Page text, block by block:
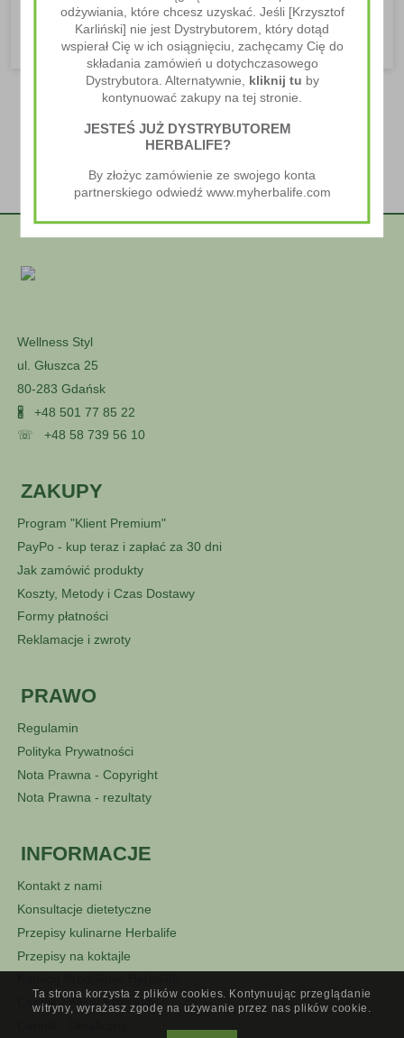
CZYTAJ WIĘCEJ
Wellness Styl
ul. Głuszca 25
80-283 Gdańsk
🖁 +48 501 77 85 22
☏ +48 58 739 56 10
ZAKUPY
Program "Klient Premium"
PayPo - kup teraz i zapłać za 30 dni
Jak zamówić produkty
Koszty, Metody i Czas Dostawy
Formy płatności
Reklamacje i zwroty
PRAWO
Regulamin
Polityka Prywatności
Nota Prawna - Copyright
Nota Prawna - rezultaty
INFORMACJE
Kontakt z nami
Konsultacje dietetyczne
Przepisy kulinarne Herbalife
Przepisy na koktajle
Cennik - Klient Premium
Ta strona korzysta z plików cookies. Kontynuując przeglądanie
witryny, wyrażasz zgodę na używanie przez nas plików cookie.
odżywiania, które chcesz uzyskać. Jeśli [Krzysztof
Karliński] nie jest Dystrybutorem, który dotąd
wspierał Cię w ich osiągnięciu, zachęcamy Cię do
składania zamówień u dotychczasowego
Dystrybutora. Alternatywnie, kliknij tu by
kontynuować zakupy na tej stronie.
JESTEŚ JUŻ DYSTRYBUTOREM
HERBALIFE?
By złożyc zamówienie ze swojego konta
partnerskiego odwiedź www.myherbalife.com